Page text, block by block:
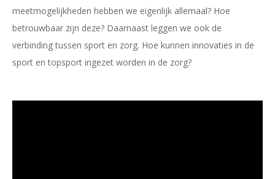
meetmogelijkheden hebben we eigenlijk allemaal? Hoe
betrouwbaar zijn deze? Daarnaast leggen we ook de
verbinding tussen sport en zorg. Hoe kunnen innovaties in de
sport en topsport ingezet worden in de zorg?